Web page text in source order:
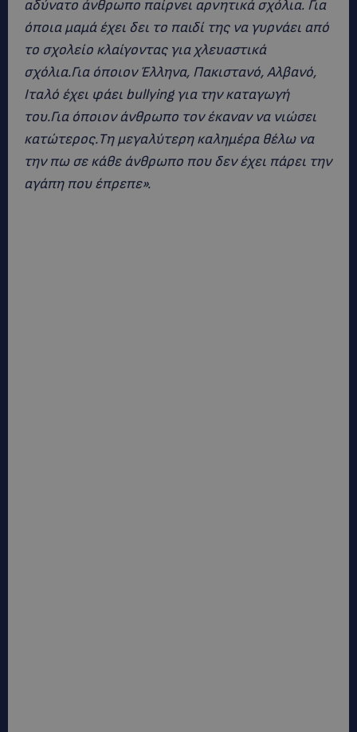
αδύνατο άνθρωπο παίρνει αρνητικά σχόλια. Για
όποια μαμά έχει δει το παιδί της να γυρνάει από
το σχολείο κλαίγοντας για χλευαστικά
σχόλια.Για όποιον Έλληνα, Πακιστανό, Αλβανό,
Ιταλό έχει φάει bullying για την καταγωγή
του.Για όποιον άνθρωπο τον έκαναν να νιώσει
κατώτερος.Τη μεγαλύτερη καλημέρα θέλω να
την πω σε κάθε άνθρωπο που δεν έχει πάρει την
αγάπη που έπρεπε».